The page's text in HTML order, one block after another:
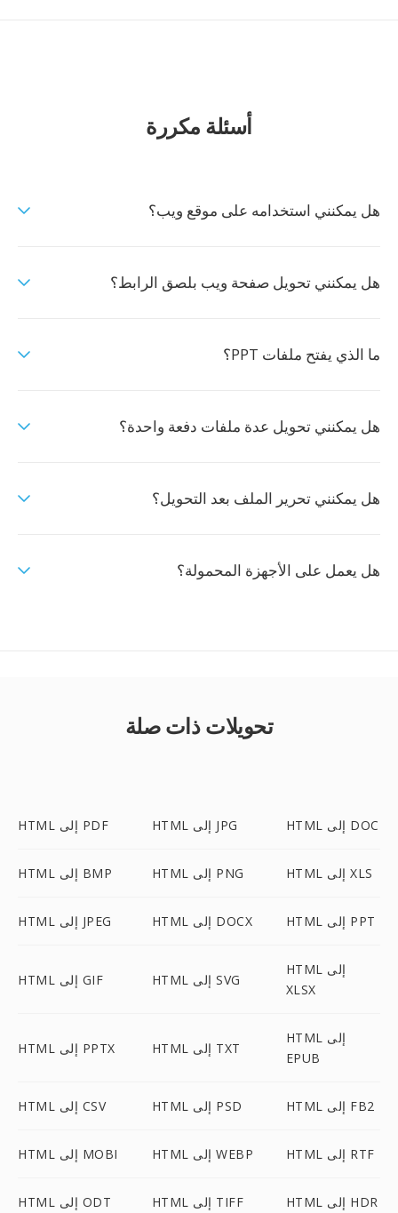
أسئلة مكررة
هل يمكنني استخدامه على موقع ويب؟
هل يمكنني تحويل صفحة ويب بلصق الرابط؟
ما الذي يفتح ملفات PPT؟
هل يمكنني تحويل عدة ملفات دفعة واحدة؟
هل يمكنني تحرير الملف بعد التحويل؟
هل يعمل على الأجهزة المحمولة؟
تحويلات ذات صلة
HTML إلى PDF HTML إلى JPG HTML إلى DOC
HTML إلى BMP HTML إلى PNG HTML إلى XLS
HTML إلى JPEG HTML إلى DOCX HTML إلى PPT
HTML إلى GIF HTML إلى SVG
HTML إلى
XLSX
HTML إلى PPTX HTML إلى TXT
HTML إلى
EPUB
HTML إلى CSV HTML إلى PSD HTML إلى FB2
HTML إلى MOBI HTML إلى WEBP HTML إلى RTF
HTML إلى ODT HTML إلى TIFF HTML إلى HDR